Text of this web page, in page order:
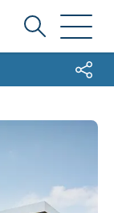
Ich
suche...Share